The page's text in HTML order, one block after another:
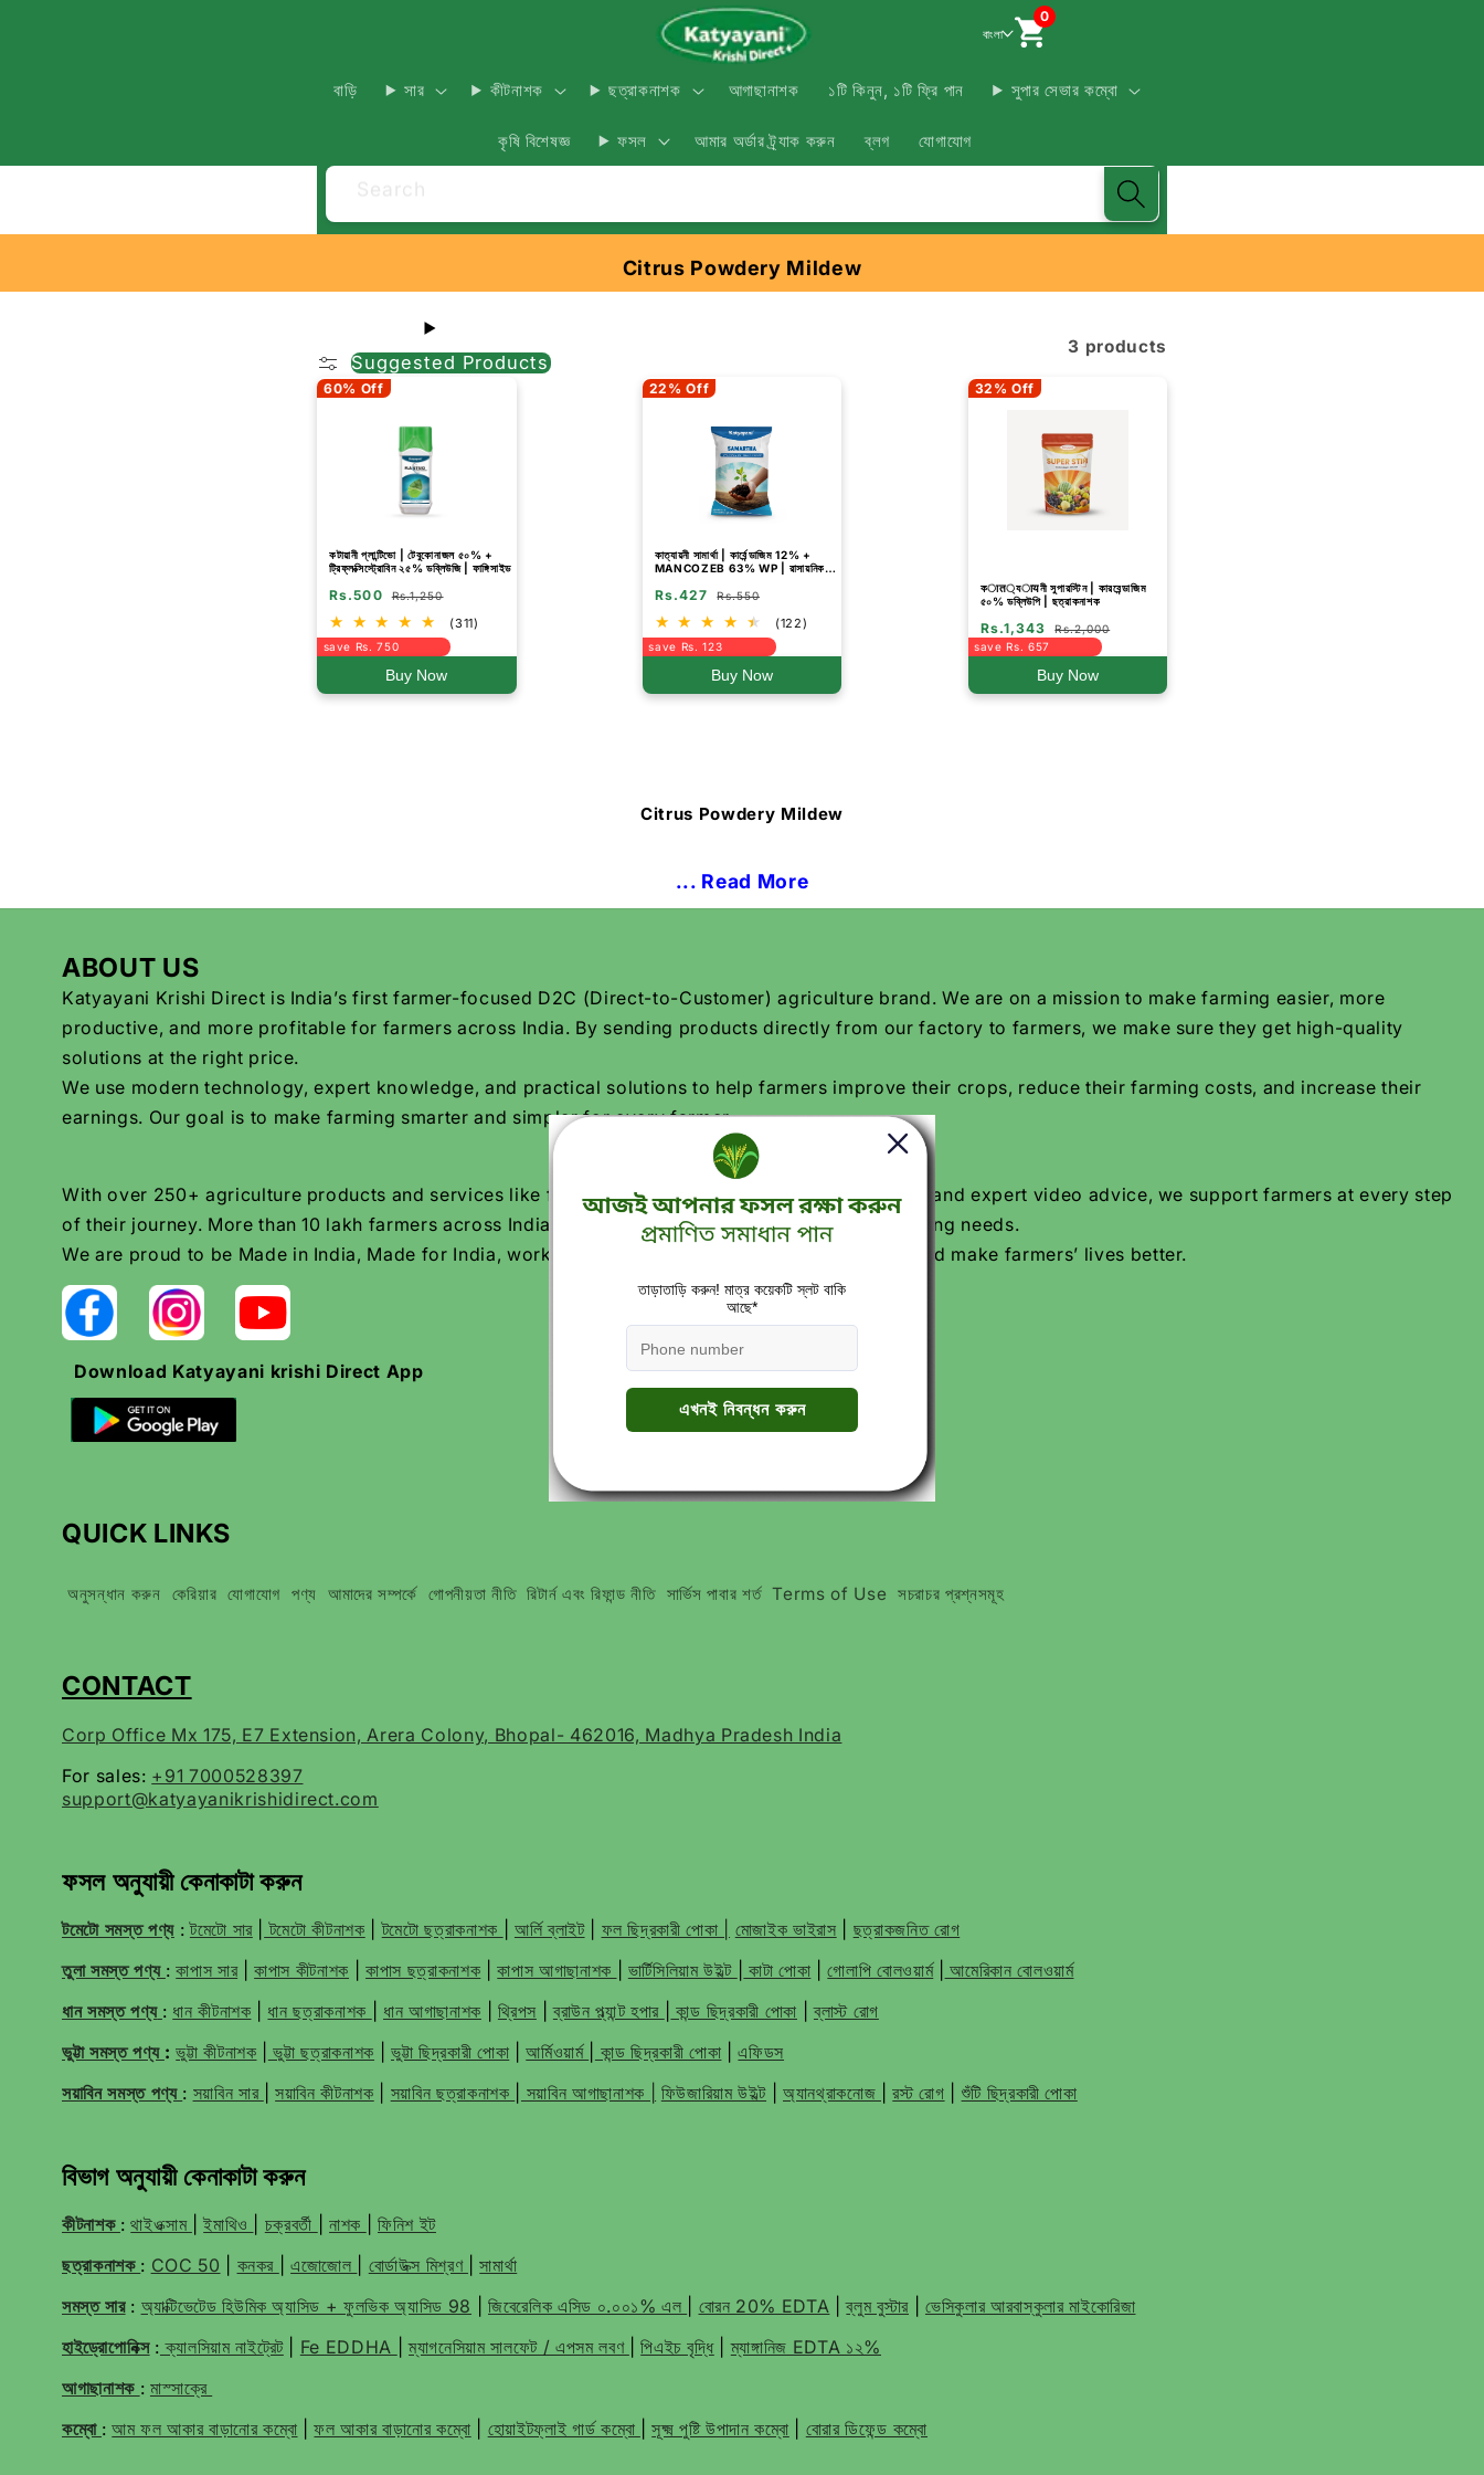
বাড়ি সার কীটনাশক ছত্রাকনাশক আগাছানাশক ১টি কিনুন, ১টি ফ্রি পান সুপার সেভার কম্বো
কৃষি বিশেষজ্ঞ ফসল আমার অর্ডার ট্র্যাক করুন ব্লগ যোগাযোগ
বাংলা
0
Search
Citrus Powdery Mildew
Suggested Products
3 products
60% Off
কটায়ানী প্লান্টিভো | টেবুকোনাজল ৫০% +
ট্রিফ্লক্সিস্ট্রোবিন ২৫% ডব্লিউজি | ফাঙ্গিসাইড
Rs.500 Rs.1,250
(311)
save Rs. 750
Buy Now
22% Off
কাত্যায়নী সামার্থা | কার্বেন্ডাজিম 12% +
MANCOZEB 63% WP | রাসায়নিক
Rs.427 Rs.550
(122)
save Rs. 123
Buy Now
32% Off
কात্যायনী সুপারস্টিন | কারবেন্ডাজিম
৫০% ডব্লিউপি | ছত্রাকনাশক
Rs.1,343
Rs.2,000
save Rs. 657
Buy Now
Citrus Powdery Mildew
... Read More
ABOUT US
Katyayani Krishi Direct is India’s first farmer-focused D2C (Direct-to-Customer) agriculture brand. We are on a mission to make farming easier, more
productive, and more profitable for farmers across India. By sending products directly from our factory to farmers, we make sure they get high-quality
solutions at the right price.
We use modern technology, expert knowledge, and practical solutions to help farmers improve their crops, reduce their farming costs, and increase their
earnings. Our goal is to make farming smarter and simpler for every farmer.
With over 250+ agriculture products and services like free crop calendars, soil and water testing, and expert video advice, we support farmers at every step
of their journey. More than 10 lakh farmers across India trust Katyayani Krishi Direct for their farming needs.
We are proud to be Made in India, Made for India, working every day to grow Indian agriculture and make farmers’ lives better.
Download Katyayani krishi Direct App
QUICK LINKS
অনুসন্ধান করুন কেরিয়ার যোগাযোগ পণ্য আমাদের সম্পর্কে গোপনীয়তা নীতি রিটার্ন এবং রিফান্ড নীতি সার্ভিস পাবার শর্ত Terms of Use সচরাচর প্রশ্নসমূহ
CONTACT
Corp Office Mx 175, E7 Extension, Arera Colony, Bhopal- 462016, Madhya Pradesh India
For sales: +91 7000528397
support@katyayanikrishidirect.com
ফসল অনুযায়ী কেনাকাটা করুন
টমেটো সমস্ত পণ্য:টমেটো সার| টমেটো কীটনাশক |টমেটো ছত্রাকনাশক আর্লি ব্লাইট| ফল ছিদ্রকারী পোকা | মোজাইক ভাইরাস
ছত্রাকজনিত রোগ
তুলা সমস্ত পণ্য :কাপাস সার|কাপাস কীটনাশক |কাপাস ছত্রাকনাশক |কাপাস আগাছানাশক ভার্টিসিলিয়াম উইল্ট কাটা পোকা |গোলাপি বোলওয়ার্ম|
আমেরিকান বোলওয়ার্ম
ধান সমস্ত পণ্য : ধান কীটনাশক ধান ছত্রাকনাশক ধান আগাছানাশক থ্রিপস |ব্রাউন প্ল্যান্ট হপার কান্ড ছিদ্রকারী পোকা |ব্লাস্ট রোগ
ভুট্টা সমস্ত পণ্য : ভুট্টা কীটনাশক ভুট্টা ছত্রাকনাশক |ভুট্টা ছিদ্রকারী পোকা |আর্মিওয়ার্ম কান্ড ছিদ্রকারী পোকা |এফিডস
সয়াবিন সমস্ত পণ্য : সয়াবিন সার |সয়াবিন কীটনাশক সয়াবিন ছত্রাকনাশক সয়াবিন আগাছানাশক | ফিউজারিয়াম উইল্ট |অ্যানথ্রাকনোজ |রস্ট রোগ শুঁটি ছিদ্রকারী পোকা
বিভাগ অনুযায়ী কেনাকাটা করুন
কীটনাশক :থাইওক্সাম |ইমাথিও চক্রবর্তী |নাশক
ফিনিশ ইট
ছত্রাকনাশক : COC 50 কনকর |এজোজোল বোর্ডাউক্স মিশ্রণ |সামার্থা
সমস্ত সার: অ্যাক্টিভেটেড হিউমিক অ্যাসিড + ফুলভিক অ্যাসিড 98 জিবেরেলিক এসিড ০.০০১% এল বোরন 20% EDTA |ব্লুম বুস্টার| ভেসিকুলার আরবাস্কুলার মাইকোরিজা
হাইড্রোপোনিক্স : ক্যালসিয়াম নাইট্রেট| Fe EDDHA |ম্যাগনেসিয়াম সালফেট / এপসম লবণ |পিএইচ বৃদ্ধি|ম্যাঙ্গানিজ EDTA ১২%
আগাছানাশক : মাস্সাক্রে
কম্বো :আম ফল আকার বাড়ানোর কম্বো |ফল আকার বাড়ানোর কম্বো হোয়াইটফ্লাই গার্ড কম্বো |সূক্ষ্ম পুষ্টি উপাদান কম্বো বোরার ডিফেন্ড কম্বো